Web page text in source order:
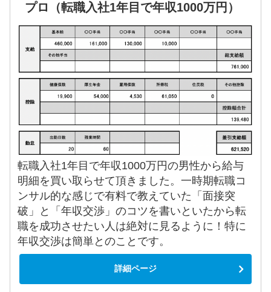
プロ（転職入社1年目で年収1000万円）
転職入社1年目で年収1000万円の男性から給与
明細を買い取らせて頂きました。一時期転職コ
ンサル的な感じで有料で教えていた「面接突
破」と「年収交渉」のコツを書いといたから転
職を成功させたい人は絶対に見るように！特に
年収交渉は簡単とのことです。
詳細ページ